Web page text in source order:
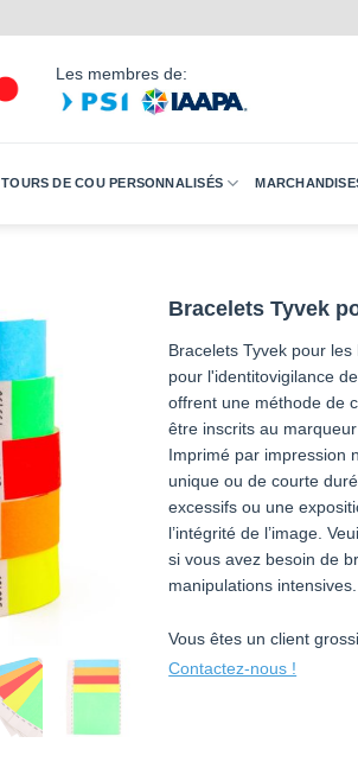
Les membres de:
TOURS DE COU PERSONNALISÉS
Bracelets Tyvek
Bracelets Tyvek pour
pour l'identitovigilance
offrent une méthode de
être inscrits au
Imprimé par impression
unique ou de courte
excessifs ou une
l’intégrité de l’image.
si vous avez besoin de
manipulations intensives.
Vous êtes un client
Contactez-nous !